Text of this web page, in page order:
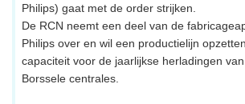
Philips) gaat met de order strijken.
De RCN neemt een deel van de
Philips over en wil een productielijn
capaciteit voor de jaarlijkse herladingen
Borssele centrales.